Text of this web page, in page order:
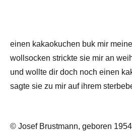
einen kakaokuchen buk mir
wollsocken strickte sie mir an
und wollte dir doch noch einen
sagte sie zu mir auf ihrem
© Josef Brustmann, geboren